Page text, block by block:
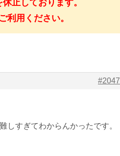
止しております。
利用ください。
#2047
しすぎてわからんかったです。